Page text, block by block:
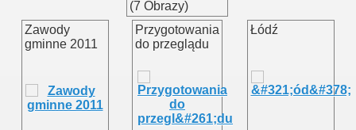
(7 Obrazy)
Zawody
gminne 2011
Przygotowania
do przeglądu
Łódź